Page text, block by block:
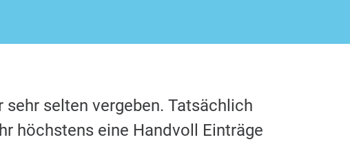
sehr selten vergeben. Tatsächlich
höchstens eine Handvoll Einträge